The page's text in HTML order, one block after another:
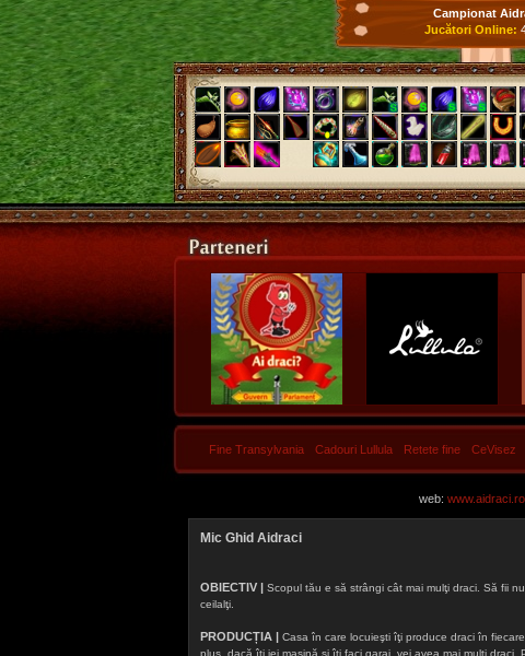
Campionat
Jucători Online:
Fine Transylvania Cadouri Lullula Retete fine CeVisez
web:
Mic Ghid Aidraci
OBIECTIV | Scopul tău e să strângi cât mai mulţi draci. Să fii
ceilalţi.
PRODUCȚIA | Casa în care locuieşti îţi produce draci în
plus, dacă îţi iei maşină şi îţi faci garaj, vei avea mai mulţi